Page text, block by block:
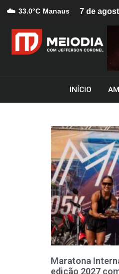
☁️ 33.0°C Manaus 7 de
INÍCIO
Maratona
edição 2027